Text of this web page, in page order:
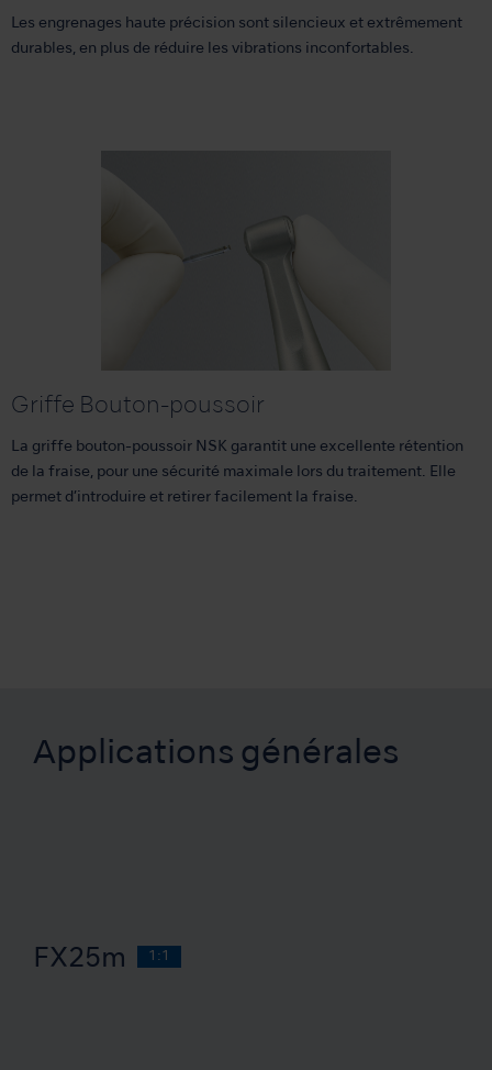
Les engrenages haute précision sont silencieux et extrêmement
durables, en plus de réduire les vibrations inconfortables.
Griffe Bouton-poussoir
La griffe bouton-poussoir NSK garantit une excellente rétention
de la fraise, pour une sécurité maximale lors du traitement. Elle
permet d’introduire et retirer facilement la fraise.
Applications générales
FX25m 1:1